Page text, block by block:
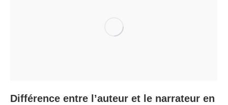
Différence entre l’auteur et le narrateur en